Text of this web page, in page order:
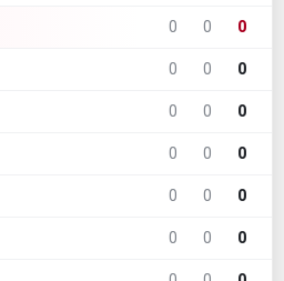
0 0 0
0 0 0
0 0 0
0 0 0
0 0 0
0 0 0